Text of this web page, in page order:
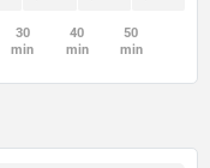
30
min
40
min
50
min